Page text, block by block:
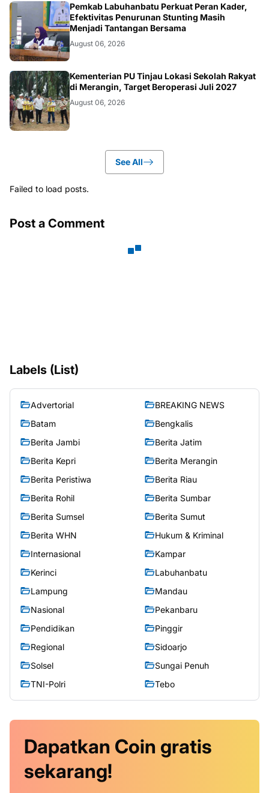
BERITA
Pemkab Labuhanbatu Perkuat Peran Kader,
Efektivitas Penurunan Stunting Masih
Menjadi Tantangan Bersama
August 06, 2026
BANGKO
Kementerian PU Tinjau Lokasi Sekolah Rakyat
di Merangin, Target Beroperasi Juli 2027
August 06, 2026
See All
Failed to load posts.
Post a Comment
Labels (List)
Advertorial
BREAKING NEWS
Batam
Bengkalis
Berita Jambi
Berita Jatim
Berita Kepri
Berita Merangin
Berita Peristiwa
Berita Riau
Berita Rohil
Berita Sumbar
Berita Sumsel
Berita Sumut
Berita WHN
Hukum & Kriminal
Internasional
Kampar
Kerinci
Labuhanbatu
Lampung
Mandau
Nasional
Pekanbaru
Pendidikan
Pinggir
Regional
Sidoarjo
Solsel
Sungai Penuh
TNI-Polri
Tebo
Dapatkan Coin gratis
sekarang!